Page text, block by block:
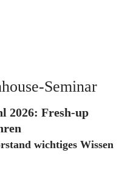
Seminar
2026: Fresh-up
wichtiges Wissen